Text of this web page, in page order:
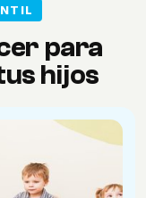
para
hijos